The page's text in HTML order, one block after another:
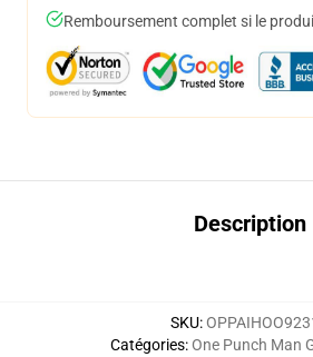
Remboursement complet si le
Description
SKU:
Catégories:One Punch Man